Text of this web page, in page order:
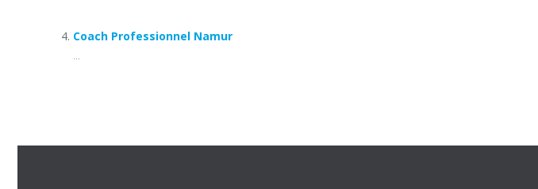
Coach Professionnel Namur
...